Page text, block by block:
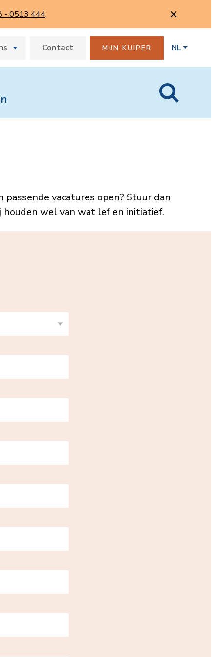
- 0513 444.
Contact MIJN KUIPER NL
vacatures open? Stuur dan
wel van wat lef en initiatief.